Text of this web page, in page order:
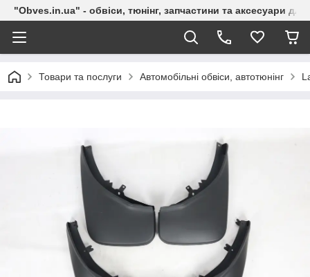
"Obves.in.ua" - обвіси, тюнінг, запчастини та аксесуари
Товари та послуги Автомобільні обвіси, автотюнінг